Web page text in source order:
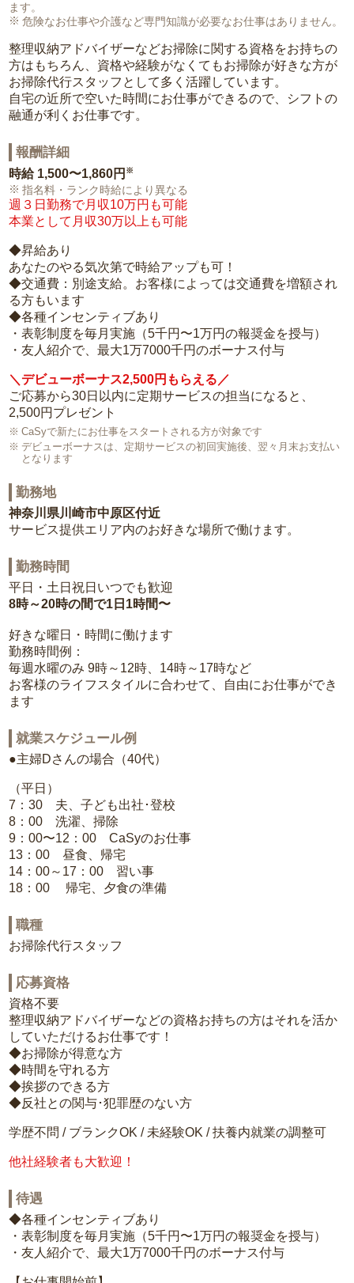
ます。
危険なお仕事や介護など専門知識が必要なお仕事はありません。
整理収納アドバイザーなどお掃除に関する資格をお持ちの
方はもちろん、資格や経験がなくてもお掃除が好きな方が
お掃除代行スタッフとして多く活躍しています。
自宅の近所で空いた時間にお仕事ができるので、シフトの
融通が利くお仕事です。
報酬詳細
時給 1,500〜1,860円 ※
指名料・ランク時給により異なる
週３日勤務で月収10万円も可能
本業として月収30万以上も可能
◆昇給あり
あなたのやる気次第で時給アップも可！
◆交通費：別途支給。お客様によっては交通費を増額され
る方もいます
◆各種インセンティブあり
・表彰制度を毎月実施（5千円〜1万円の報奨金を授与）
・友人紹介で、最大1万7000千円のボーナス付与
＼デビューボーナス2,500円もらえる／
ご応募から30日以内に定期サービスの担当になると、
2,500円プレゼント
CaSyで新たにお仕事をスタートされる方が対象です
デビューボーナスは、定期サービスの初回実施後、翌々月末お支払い
となります
勤務地
神奈川県川崎市中原区付近
サービス提供エリア内のお好きな場所で働けます。
勤務時間
平日・土日祝日いつでも歓迎
8時～20時の間で1日1時間〜
好きな曜日・時間に働けます
勤務時間例：
毎週水曜のみ 9時～12時、14時～17時など
お客様のライフスタイルに合わせて、自由にお仕事ができ
ます
就業スケジュール例
●主婦Dさんの場合（40代）
（平日）
7：30 夫、子ども出社･登校
8：00 洗濯、掃除
9：00〜12：00 CaSyのお仕事
13：00 昼食、帰宅
14：00～17：00 習い事
18：00 帰宅、夕食の準備
職種
お掃除代行スタッフ
応募資格
資格不要
整理収納アドバイザーなどの資格お持ちの方はそれを活か
していただけるお仕事です！
◆お掃除が得意な方
◆時間を守れる方
◆挨拶のできる方
◆反社との関与･犯罪歴のない方
学歴不問 / ブランクOK / 未経験OK / 扶養内就業の調整可
他社経験者も大歓迎！
待遇
◆各種インセンティブあり
・表彰制度を毎月実施（5千円〜1万円の報奨金を授与）
・友人紹介で、最大1万7000千円のボーナス付与